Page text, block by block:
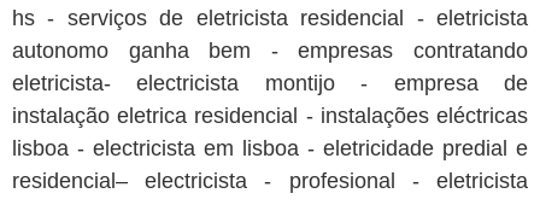
hs - serviços de eletricista residencial - eletricista
autonomo ganha bem - empresas contratando
eletricista- electricista montijo - empresa de
instalação eletrica residencial - instalações eléctricas
lisboa - electricista em lisboa - eletricidade predial e
residencial– electricista - profesional - eletricista